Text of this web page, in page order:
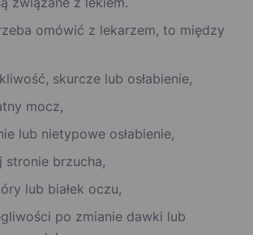
omówić z lekarzem, to między
skurcze lub osłabienie,
mocz,
lub nietypowe osłabienie,
stronie brzucha,
lub białek oczu,
po zmianie dawki lub